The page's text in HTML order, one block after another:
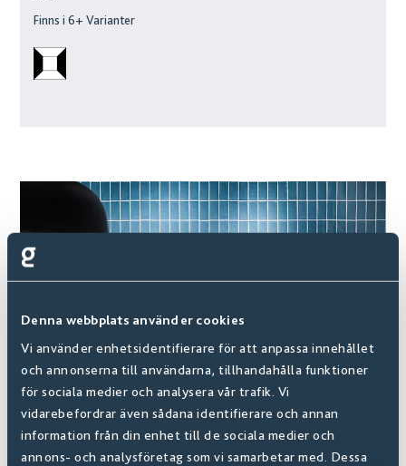
Denna webbplats använder cookies
Vi använder enhetsidentifierare för att anpassa innehållet
och annonserna till användarna, tillhandahålla funktioner
för sociala medier och analysera vår trafik. Vi
vidarebefordrar även sådana identifierare och annan
information från din enhet till de sociala medier och
annons- och analysföretag som vi samarbetar med. Dessa
Finns i6+ Varianter